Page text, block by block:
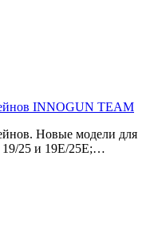
INNOGUN TEAM
Новые модели для
25 и 19E/25E;…